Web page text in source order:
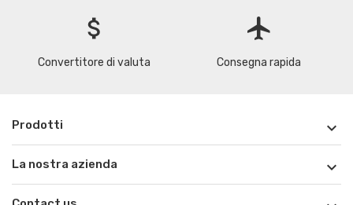
attach_money
Convertitore di valuta
flight
Consegna rapida
Prodotti 
La nostra azienda 